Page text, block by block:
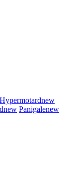
Hypermotardnew
new Panigalenew